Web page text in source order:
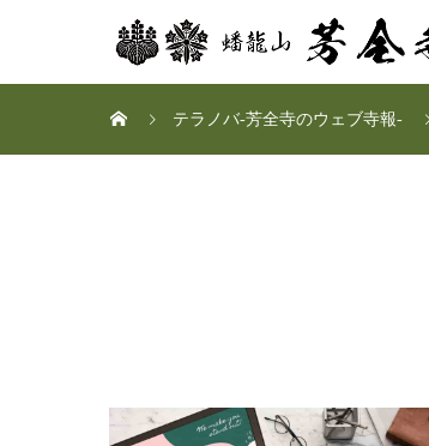
テラノバ-芳全寺のウェブ寺報-